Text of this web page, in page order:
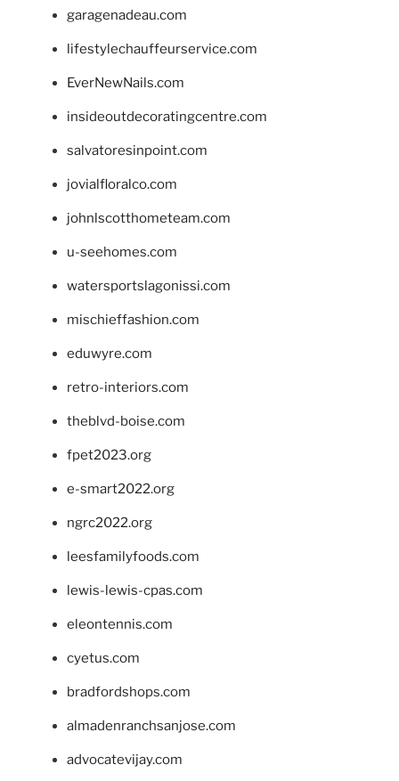
garagenadeau.com
lifestylechauffeurservice.com
EverNewNails.com
insideoutdecoratingcentre.com
salvatoresinpoint.com
jovialfloralco.com
johnlscotthometeam.com
u-seehomes.com
watersportslagonissi.com
mischieffashion.com
eduwyre.com
retro-interiors.com
theblvd-boise.com
fpet2023.org
e-smart2022.org
ngrc2022.org
leesfamilyfoods.com
lewis-lewis-cpas.com
eleontennis.com
cyetus.com
bradfordshops.com
almadenranchsanjose.com
advocatevijay.com